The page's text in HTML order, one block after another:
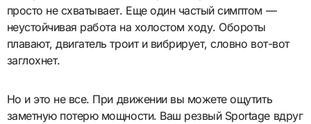
просто не схватывает. Еще один частый симптом —
неустойчивая работа на холостом ходу. Обороты
плавают, двигатель троит и вибрирует, словно вот-вот
заглохнет.
Но и это не все. При движении вы можете ощутить
заметную потерю мощности. Ваш резвый Sportage вдруг